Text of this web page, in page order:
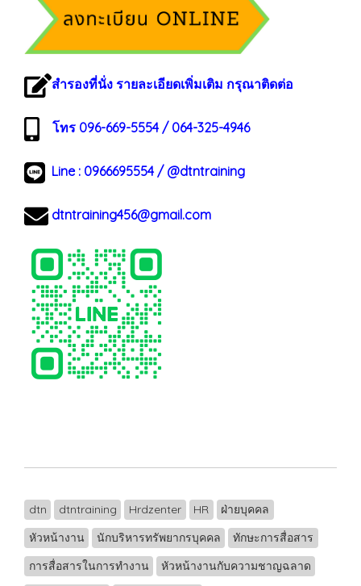
สำรองที่นั่ง รายละเอียดเพิ่มเติม กรุณาติดต่อ
โทร 096-669-5554 / 064-325-4946
Line : 0966695554/ @dtntraining
dtntraining456@gmail.com
dtn dtntraining Hrdzenter HR
ฝ่ายบุคคล
หัวหน้างาน
นักบริหารทรัพยากรบุคคล
ทักษะการสื่อสาร
การสื่อสารในการทำงาน
หัวหน้างานกับความชาญฉลาด